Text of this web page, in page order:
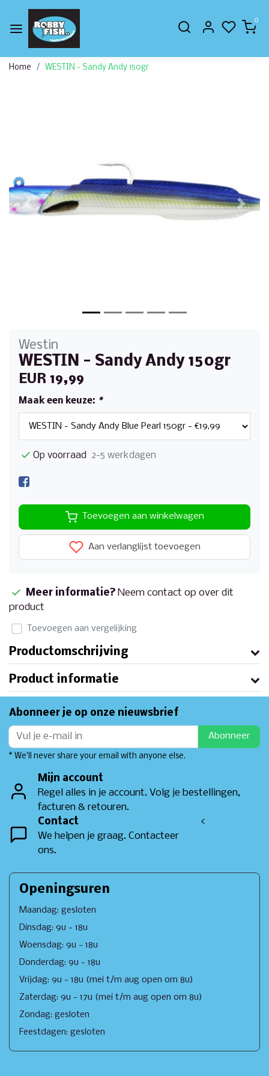
0
Home WESTIN - Sandy Andy 150gr
Vorige
Westin
WESTIN - Sandy Andy 150gr
EUR 19,99
Maak een keuze: *
Op voorraad 2-5 werkdagen
Toevoegen aan winkelwagen
Aan verlanglijst toevoegen
Meer informatie? Neem contact op over dit
product
Toevoegen aan vergelijking
Productomschrijving
Product informatie
Abonneer je op onze nieuwsbrief
Abonneer
* We'll never share your email with anyone else.
Mijn account
Regel alles in je account. Volg je bestellingen,
facturen & retouren.
Contact
We helpen je graag. Contacteer
ons.
<
Openingsuren
Maandag: gesloten
Dinsdag: 9u - 18u
Woensdag: 9u - 18u
Donderdag: 9u - 18u
Vrijdag: 9u - 18u (mei t/m aug open om 8u)
Zaterdag: 9u - 17u (mei t/m aug open om 8u)
Zondag: gesloten
Feestdagen: gesloten